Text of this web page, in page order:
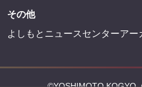
その他
よしもとニュースセンターアー